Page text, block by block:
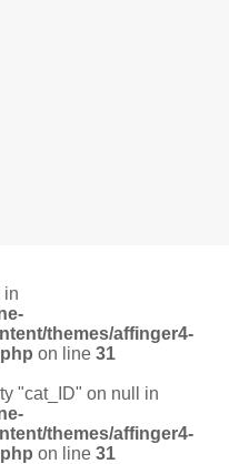
in
themes/affinger4-
on line 31
"cat_ID" on null in
themes/affinger4-
on line 31